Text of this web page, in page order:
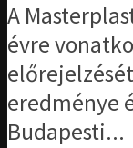
A
évre
eredménye
Budapesti...